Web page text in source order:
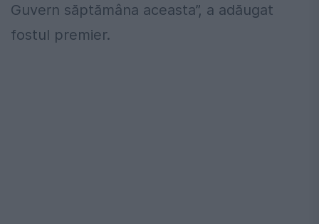
Guvern săptămâna aceasta”, a adăugat
fostul premier.